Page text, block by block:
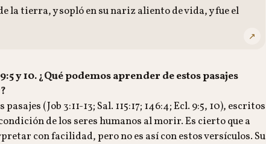
la tierra, y sopló en su nariz aliento de vida, y fue el
↗
9:5 y 10. ¿Qué podemos aprender de estos pasajes
(Job 3:11-13; Sal. 115:17; 146:4; Ecl. 9:5, 10), escritos
de los seres humanos al morir. Es cierto que a
con facilidad, pero no es así con estos versículos. Su